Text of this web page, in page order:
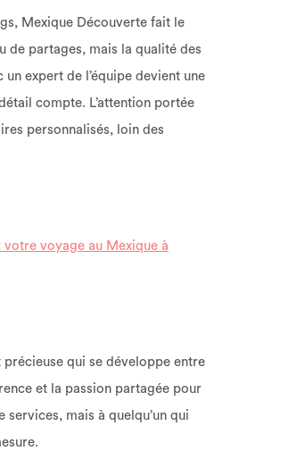
Mexique Découverte fait le
de partages, mais la qualité des
expert de l’équipe devient une
compte. L’attention portée
personnalisés, loin des
votre voyage au Mexique à
précieuse qui se développe entre
et la passion partagée pour
mais à quelqu’un qui